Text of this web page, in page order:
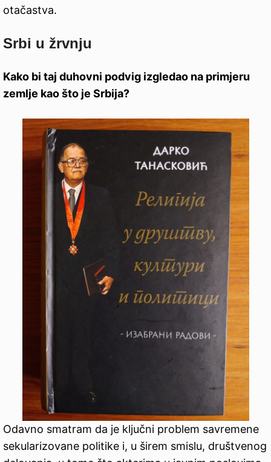
otačastva.
Srbi u žrvnju
Kako bi taj duhovni podvig izgledao na primjeru
zemlje kao što je Srbija?
Odavno smatram da je ključni problem savremene
sekularizovane politike i, u širem smislu, društvenog